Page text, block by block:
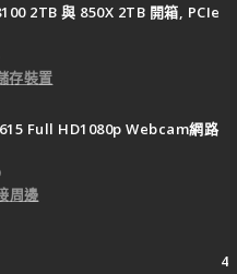
2TB 與 850X 2TB 開箱, PCIe
存裝置
Full HD1080p Webcam網路
周邊
4